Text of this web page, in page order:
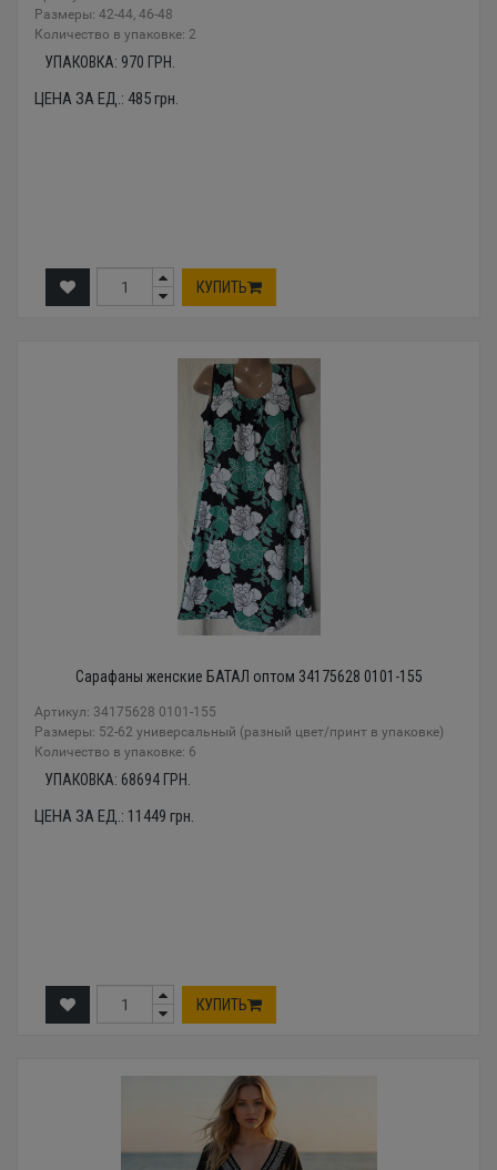
Размеры: 42-44, 46-48
Количество в упаковке: 2
УПАКОВКА: 970 ГРН.
ЦЕНА ЗА ЕД.: 485грн.
КУПИТЬ
Сарафаны женские БАТАЛ оптом 34175628 0101-155
Артикул: 34175628 0101-155
Размеры: 52-62 универсальный (разный цвет/принт в упаковке)
Количество в упаковке: 6
УПАКОВКА: 68694 ГРН.
ЦЕНА ЗА ЕД.: 11449 грн.
КУПИТЬ